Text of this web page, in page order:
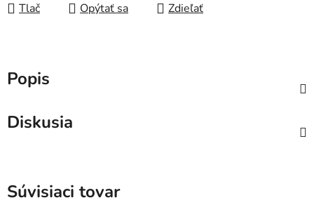
Tlač Opýtať sa Zdieľať
Popis
Diskusia
Súvisiaci tovar